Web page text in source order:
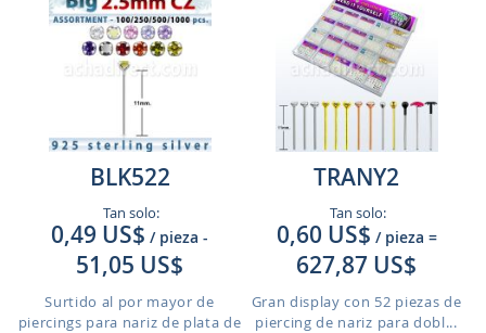
BLK522
Tan solo:
0,49 US$ / pieza -
51,05 US$
Surtido al por mayor de
piercings para nariz de plata de
TRANY2
Tan solo:
0,60 US$ / pieza =
627,87 US$
Gran display con 52 piezas de
piercing de nariz para dobl...